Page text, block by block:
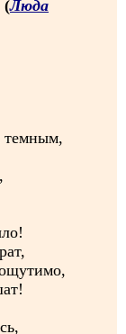
(Люда
темным,